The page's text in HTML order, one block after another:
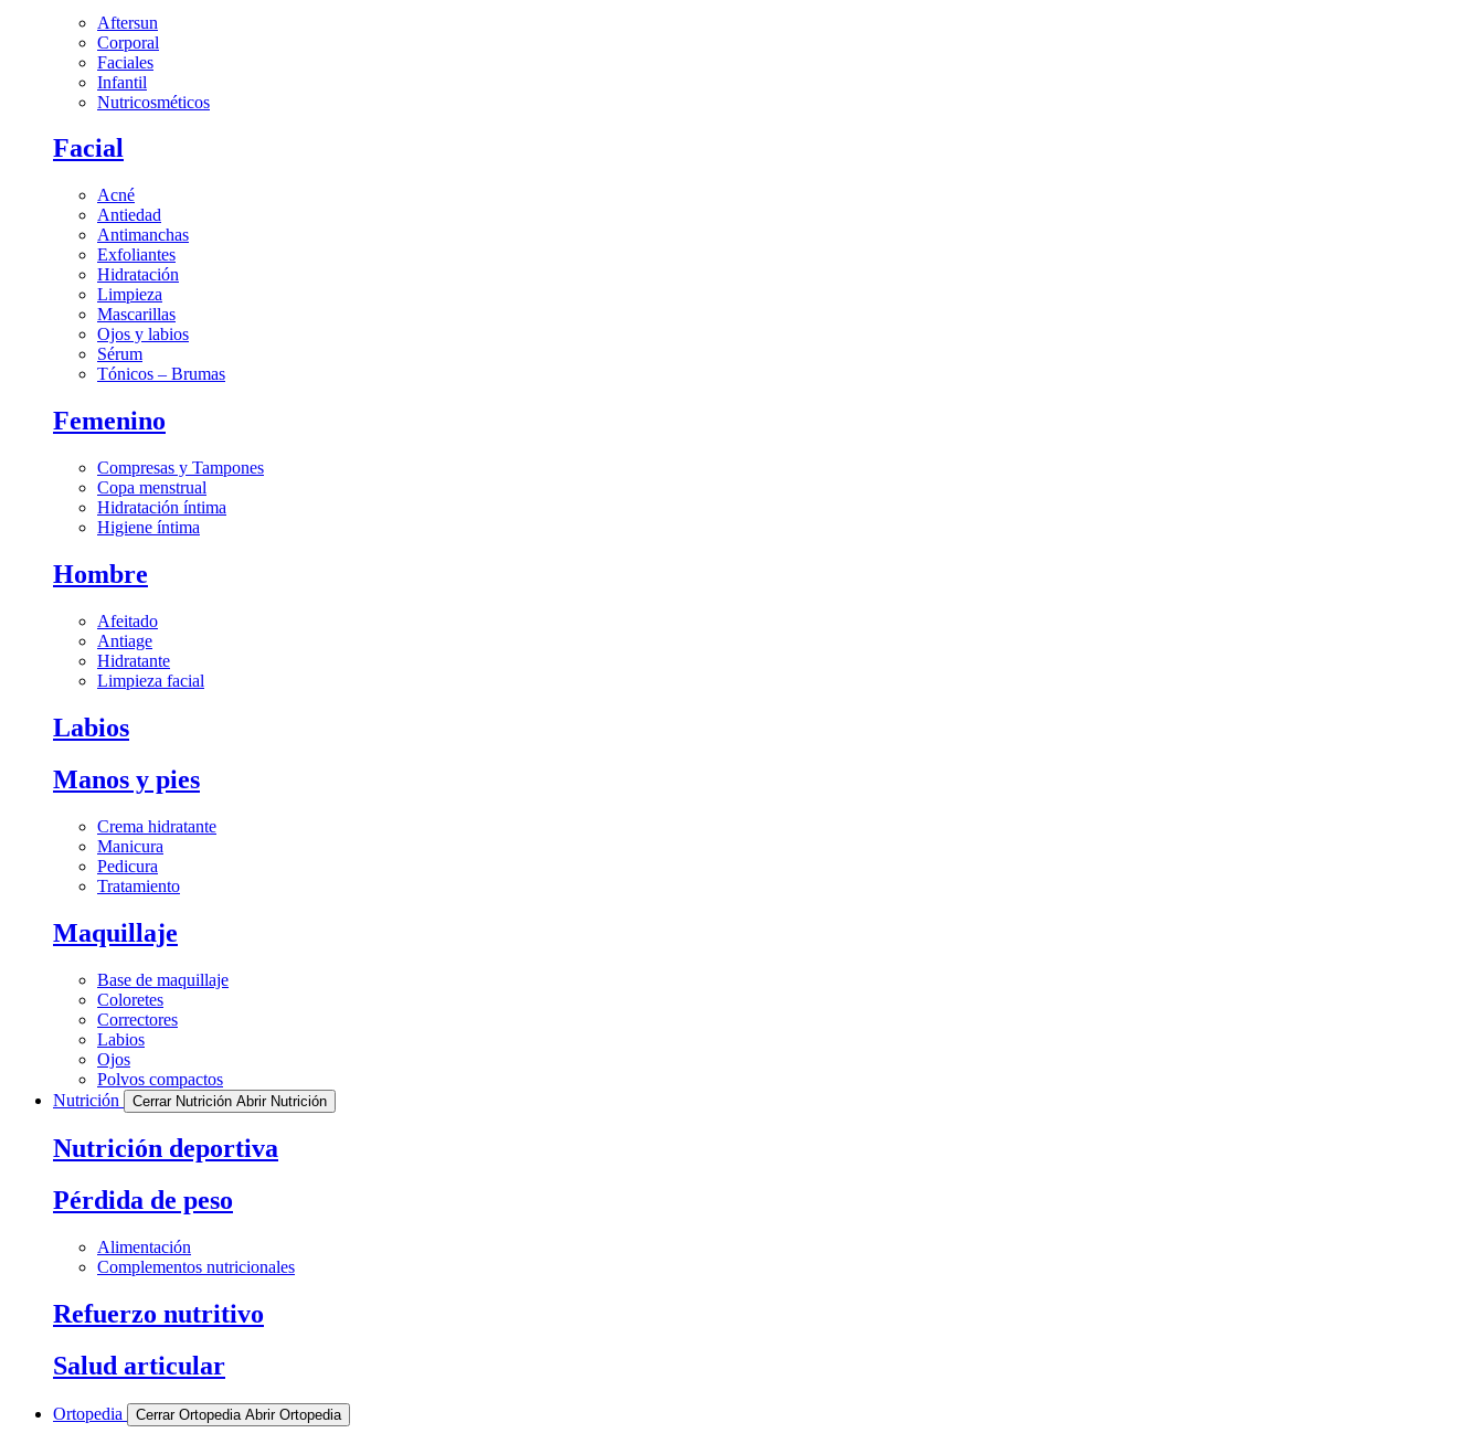
Aftersun
Corporal
Faciales
Infantil
Nutricosméticos
Facial
Acné
Antiedad
Antimanchas
Exfoliantes
Hidratación
Limpieza
Mascarillas
Ojos y labios
Sérum
Tónicos – Brumas
Femenino
Compresas y Tampones
Copa menstrual
Hidratación íntima
Higiene íntima
Hombre
Afeitado
Antiage
Hidratante
Limpieza facial
Labios
Manos y pies
Crema hidratante
Manicura
Pedicura
Tratamiento
Maquillaje
Base de maquillaje
Coloretes
Correctores
Labios
Ojos
Polvos compactos
Nutrición
Cerrar Nutrición Abrir Nutrición
Nutrición deportiva
Pérdida de peso
Alimentación
Complementos nutricionales
Refuerzo nutritivo
Salud articular
Ortopedia Cerrar Ortopedia Abrir Ortopedia